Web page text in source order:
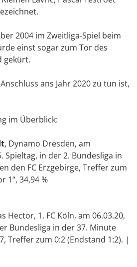
2004 im Zweitliga-Spiel beim
einst sogar zum Tor des
gekürt.
ans Jahr 2020 zu tun ist,
im Überblick:
, Dynamo Dresden, am
Spieltag, in der 2. Bundesliga in
den FC Erzgebirge, Treffer zum
1“, 34,94 %
Hector, 1. FC Köln, am 06.03.20,
Bundesliga in der 37. Minute
Treffer zum 0:2 (Endstand 1:2). |